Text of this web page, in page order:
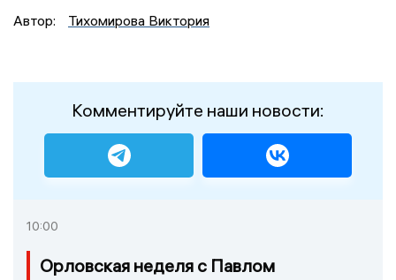
Автор: Тихомирова Виктория
Комментируйте наши новости:
10:00
Орловская неделя с Павлом